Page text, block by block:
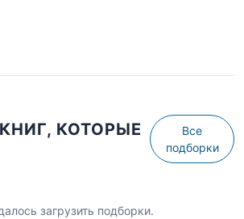
КОТОРЫЕ
Все
подборки
загрузить подборки.